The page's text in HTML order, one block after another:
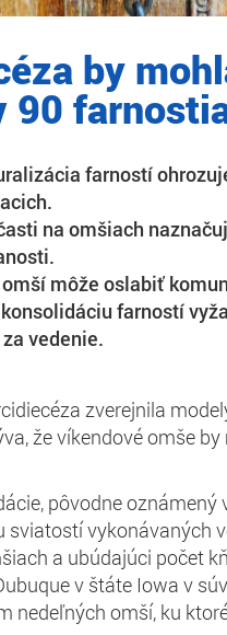
by
90
farností
na omšiach
môže oslabiť
farností
vedenie.
zverejnila
že víkendové omše
pôvodne
sviatostí vykonávaných
a ubúdajúci počet
v štáte Iowa v
nedeľných omší, ku